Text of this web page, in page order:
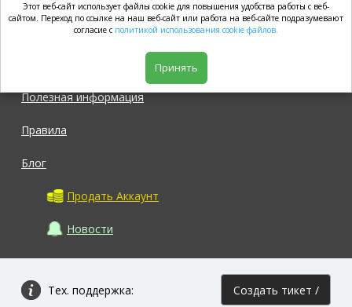
market.com
Полезная информация
Правила
Блог
Продать Аккаунт
Новости
Тех. поддержка:
Создать тикет /
Этот веб-сайт использует файлы cookie для повышения удобства работы с веб-
сайтом. Переход по ссылке на наш веб-сайт или работа на веб-сайте подразумевают
согласие с политикой использования cookie файлов.
Принять